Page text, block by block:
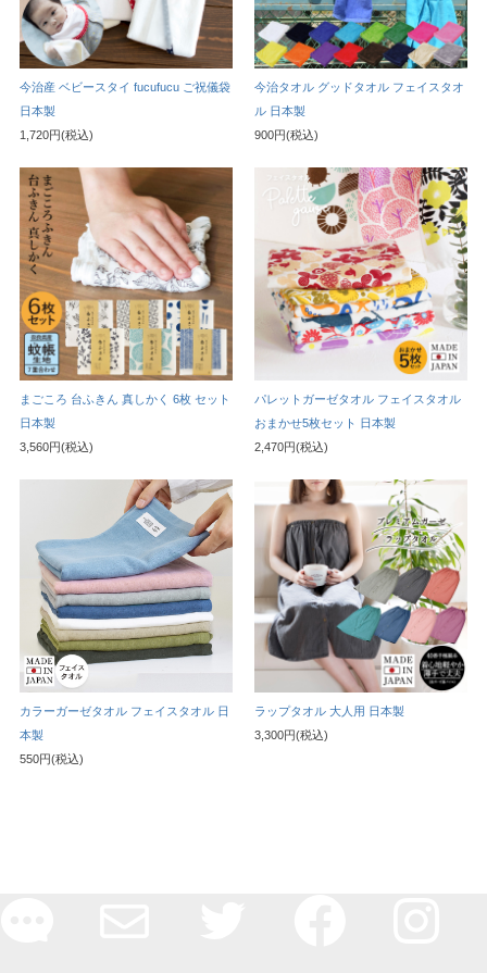
今治産 ベビースタイ fucufucu ご祝儀袋
日本製
1,720円(税込)
今治タオル グッドタオル フェイスタオ
ル 日本製
900円(税込)
まごころ 台ふきん 真しかく 6枚 セット
日本製
3,560円(税込)
パレットガーゼタオル フェイスタオル
おまかせ5枚セット 日本製
2,470円(税込)
カラーガーゼタオル フェイスタオル 日
本製
550円(税込)
ラップタオル 大人用 日本製
3,300円(税込)